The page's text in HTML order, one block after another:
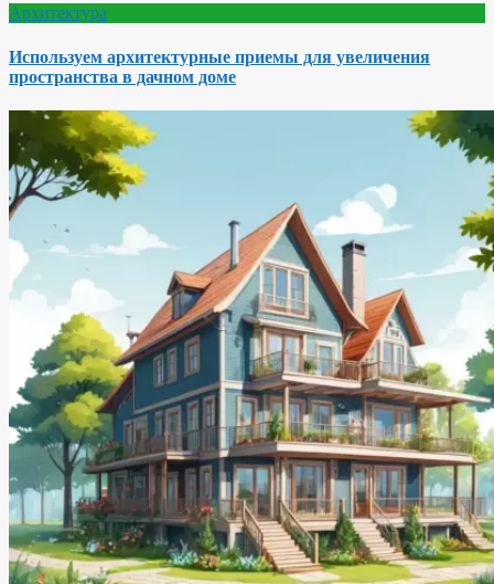
Архитектура
Используем архитектурные приемы для увеличения
пространства в дачном доме